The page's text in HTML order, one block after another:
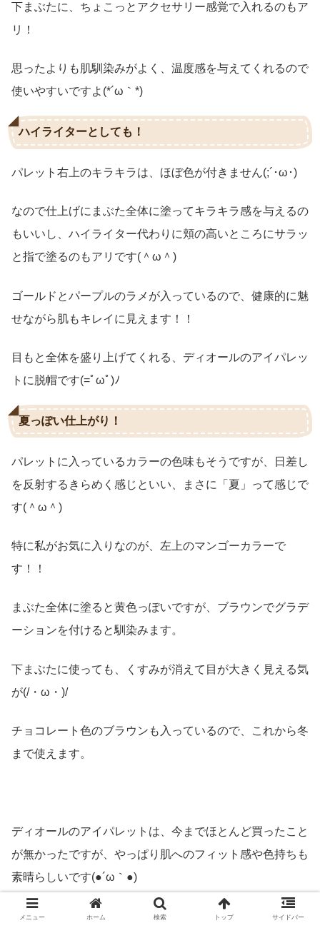
下まぶたに、ちょこっとアクセサリー感覚で入れるのもア
リ！
思ったよりも肌馴染みがよく、温度感を与えてくれるので
使いやすいですよ(*´ω｀*)
ハイライターとしても！
パレット右上のキラキラは、ほぼ色が付きません(;´･ω･)
なので仕上げにまぶた全体に塗ってキラキラ感を与えるの
もいいし、ハイライター代わりに頬の高いところにサラッ
と指で塗るのもアリです(＾ω＾)
ゴールドとパープルのラメが入っているので、健康的に魅
せながら肌もキレイに見えます！！
目もと全体を盛り上げてくれる、ディオールのアイパレッ
トに脱帽です(=ﾟωﾟ)ﾉ
夏っぽい仕上がり！
パレットに入っているカラーの色味もそうですが、日差し
を反射するきらめく感じといい、まさに「夏」って感じで
す(＾ω＾)
特に私がお気に入りなのが、左上のマンゴーカラーで
す！！
まぶた全体に塗ると黄色っぽいですが、ブラウンでグラデ
ーションを付けると馴染みます。
下まぶたに使っても、くすみが消えて目が大きく見える気
が(/・ω・)/
チョコレート色のブラウンも入っているので、これから冬
まで使えます。
ディオールのアイパレットは、今までほとんど買ったこと
が無かったですが、やっぱり肌へのフィット感や色持ちも
素晴らしいです(●´ω｀●)
見たまま発色で冬まで使えるアイパレットです！
メニュー ホーム 検索 トップ サイドバー